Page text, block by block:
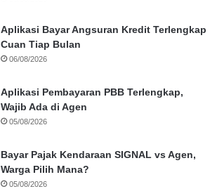
Aplikasi Bayar Angsuran Kredit Terlengkap
Cuan Tiap Bulan
06/08/2026
Aplikasi Pembayaran PBB Terlengkap,
Wajib Ada di Agen
05/08/2026
Bayar Pajak Kendaraan SIGNAL vs Agen,
Warga Pilih Mana?
05/08/2026